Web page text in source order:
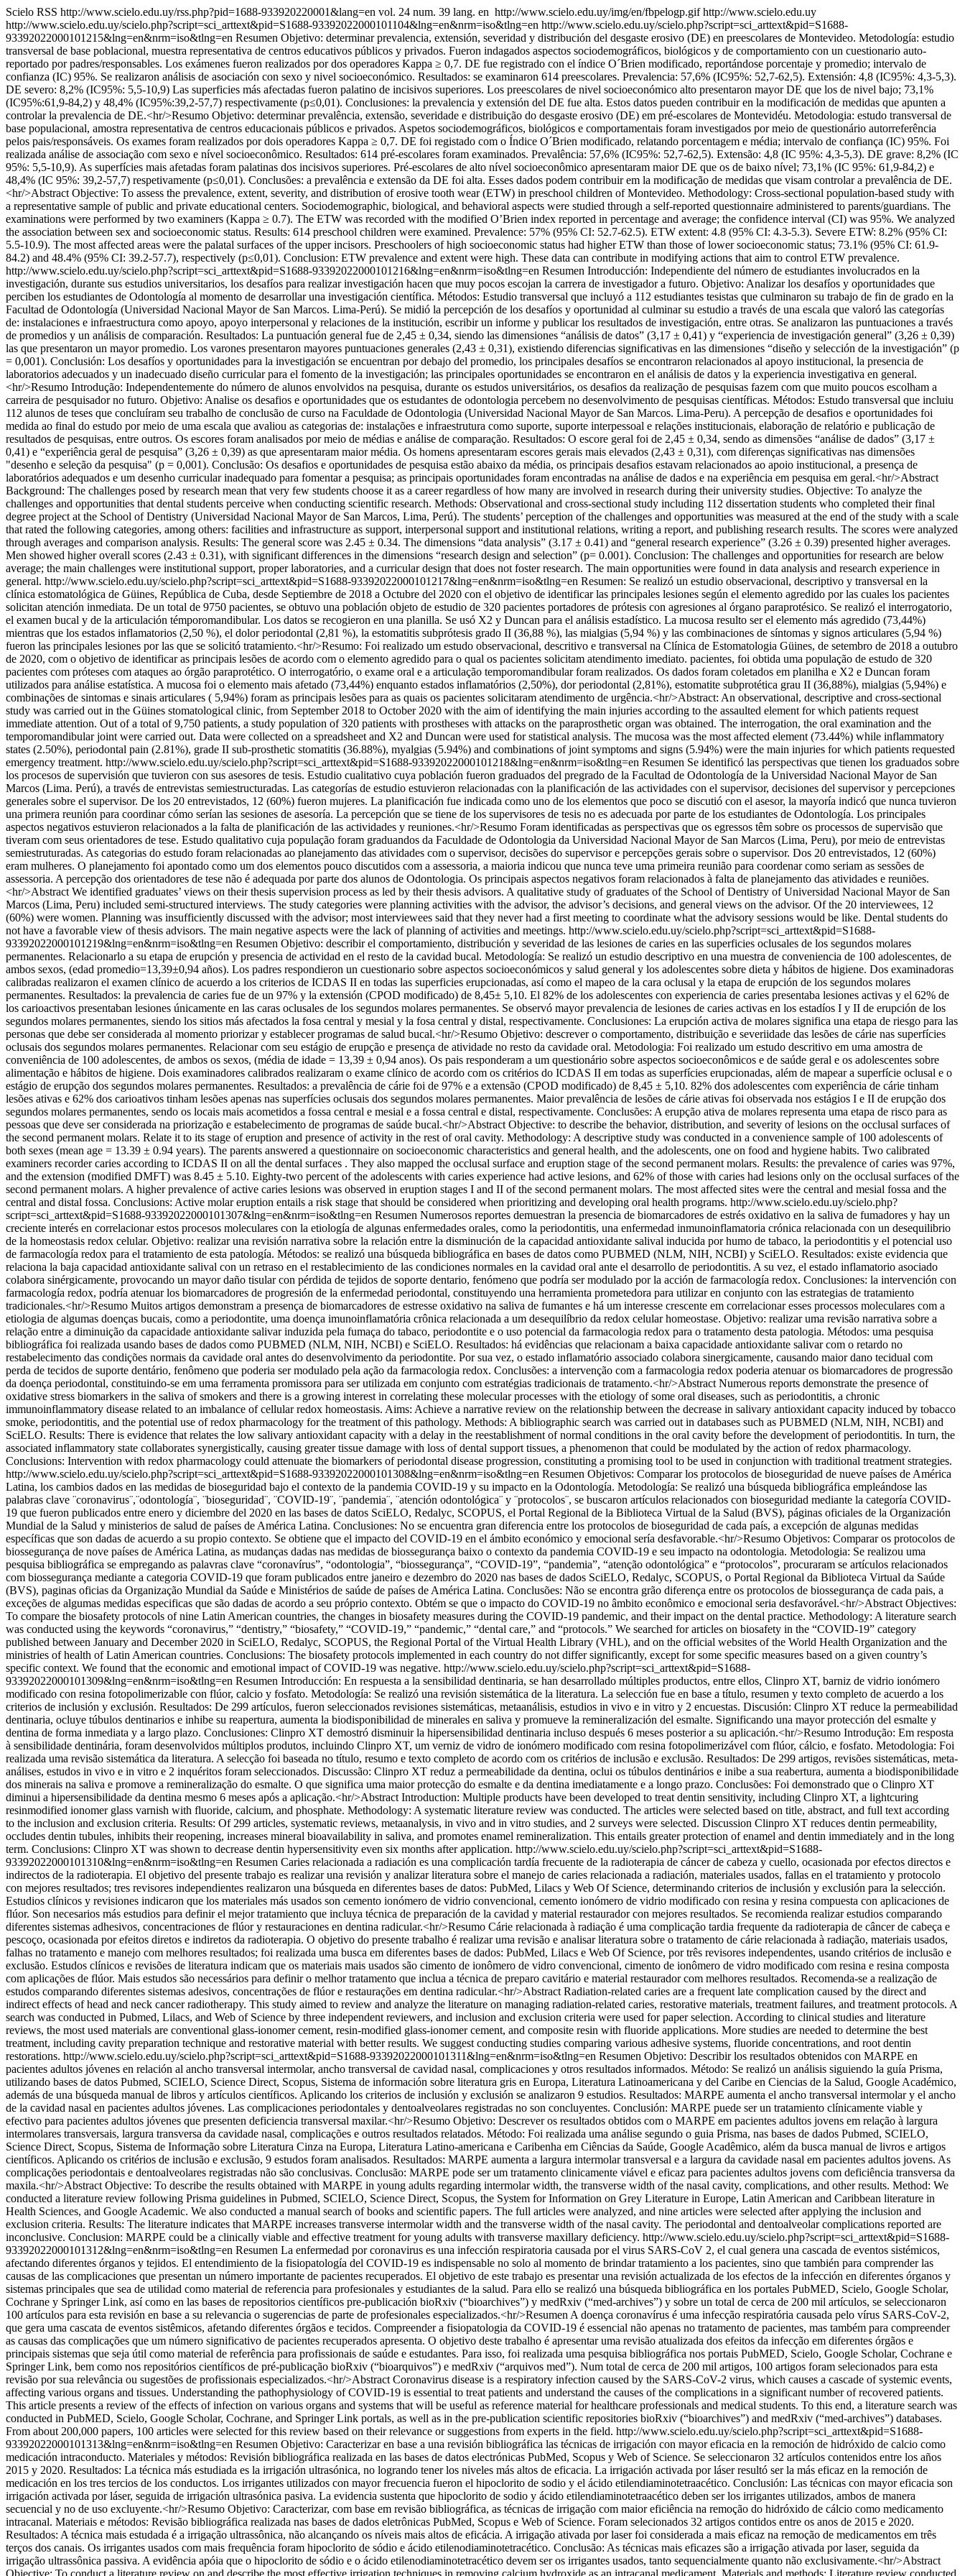
Scielo RSS http://www.scielo.edu.uy/rss.php?pid=1688-933920220001&lang=en vol. 24 num. 39 lang. en http://www.scielo.edu.uy/img/en/fbpelogp.gif http://www.scielo.edu.uy
http://www.scielo.edu.uy/scielo.php?script=sci_arttext&pid=S1688-93392022000101104&lng=en&nrm=iso&tlng=en http://www.scielo.edu.uy/scielo.php?script=sci_arttext&pid=S1688-
93392022000101215&lng=en&nrm=iso&tlng=en Resumen Objetivo: determinar prevalencia, extensión, severidad y distribución del desgaste erosivo (DE) en preescolares de Montevideo. Metodología: estudio
transversal de base poblacional, muestra representativa de centros educativos públicos y privados. Fueron indagados aspectos sociodemográficos, biológicos y de comportamiento con un cuestionario auto-
reportado por padres/responsables. Los exámenes fueron realizados por dos operadores Kappa ≥ 0,7. DE fue registrado con el índice O´Brien modificado, reportándose porcentaje y promedio; intervalo de
confianza (IC) 95%. Se realizaron análisis de asociación con sexo y nivel socioeconómico. Resultados: se examinaron 614 preescolares. Prevalencia: 57,6% (IC95%: 52,7-62,5). Extensión: 4,8 (IC95%: 4,3-5,3).
DE severo: 8,2% (IC95%: 5,5-10,9) Las superficies más afectadas fueron palatino de incisivos superiores. Los preescolares de nivel socioeconómico alto presentaron mayor DE que los de nivel bajo; 73,1%
(IC95%:61,9-84,2) y 48,4% (IC95%:39,2-57,7) respectivamente (p≤0,01). Conclusiones: la prevalencia y extensión del DE fue alta. Estos datos pueden contribuir en la modificación de medidas que apunten a
controlar la prevalencia de DE.<hr/>Resumo Objetivo: determinar prevalência, extensão, severidade e distribuição do desgaste erosivo (DE) em pré-escolares de Montevidéu. Metodologia: estudo transversal de
base populacional, amostra representativa de centros educacionais públicos e privados. Aspetos sociodemográficos, biológicos e comportamentais foram investigados por meio de questionário autorreferência
pelos pais/responsáveis. Os exames foram realizados por dois operadores Kappa ≥ 0,7. DE foi registado com o Índice O´Brien modificado, relatando porcentagem e média; intervalo de confiança (IC) 95%. Foi
realizada análise de associação com sexo e nível socioeconômico. Resultados: 614 pré-escolares foram examinados. Prevalência: 57,6% (IC95%: 52,7-62,5). Extensão: 4,8 (IC 95%: 4,3-5,3). DE grave: 8,2% (IC
95%: 5,5-10,9). As superfícies mais afetadas foram palatinas dos incisivos superiores. Pré-escolares de alto nível socioeconômico apresentaram maior DE que os de baixo nível; 73,1% (IC 95%: 61,9-84,2) e
48,4% (IC 95%: 39,2-57,7) respetivamente (p≤0,01). Conclusões: a prevalência e extensão da DE foi alta. Esses dados podem contribuir em la modificação de medidas que visam controlar a prevalência de DE.
<hr/>Abstract Objective: To assess the prevalence, extent, severity, and distribution of erosive tooth wear (ETW) in preschool children of Montevideo. Methodology: Cross-sectional population-based study with
a representative sample of public and private educational centers. Sociodemographic, biological, and behavioral aspects were studied through a self-reported questionnaire administered to parents/guardians. The
examinations were performed by two examiners (Kappa ≥ 0.7). The ETW was recorded with the modified O’Brien index reported in percentage and average; the confidence interval (CI) was 95%. We analyzed
the association between sex and socioeconomic status. Results: 614 preschool children were examined. Prevalence: 57% (95% CI: 52.7-62.5). ETW extent: 4.8 (95% CI: 4.3-5.3). Severe ETW: 8.2% (95% CI:
5.5-10.9). The most affected areas were the palatal surfaces of the upper incisors. Preschoolers of high socioeconomic status had higher ETW than those of lower socioeconomic status; 73.1% (95% CI: 61.9-
84.2) and 48.4% (95% CI: 39.2-57.7), respectively (p≤0,01). Conclusion: ETW prevalence and extent were high. These data can contribute in modifying actions that aim to control ETW prevalence.
http://www.scielo.edu.uy/scielo.php?script=sci_arttext&pid=S1688-93392022000101216&lng=en&nrm=iso&tlng=en Resumen Introducción: Independiente del número de estudiantes involucrados en la
investigación, durante sus estudios universitarios, los desafíos para realizar investigación hacen que muy pocos escojan la carrera de investigador a futuro. Objetivo: Analizar los desafíos y oportunidades que
perciben los estudiantes de Odontología al momento de desarrollar una investigación científica. Métodos: Estudio transversal que incluyó a 112 estudiantes tesistas que culminaron su trabajo de fin de grado en la
Facultad de Odontología (Universidad Nacional Mayor de San Marcos. Lima-Perú). Se midió la percepción de los desafíos y oportunidad al culminar su estudio a través de una escala que valoró las categorías
de: instalaciones e infraestructura como apoyo, apoyo interpersonal y relaciones de la institución, escribir un informe y publicar los resultados de investigación, entre otras. Se analizaron las puntuaciones a través
de promedios y un análisis de comparación. Resultados: La puntuación general fue de 2,45 ± 0,34, siendo las dimensiones “análisis de datos” (3,17 ± 0,41) y “experiencia de investigación general” (3,26 ± 0,39)
las que presentaron un mayor promedio. Los varones presentaron mayores puntuaciones generales (2,43 ± 0,31), existiendo diferencias significativas en las dimensiones “diseño y selección de la investigación” (p
= 0,001). Conclusión: Los desafíos y oportunidades para la investigación se encuentran por debajo del promedio, los principales desafíos se encontraron relacionados al apoyo institucional, la presencia de
laboratorios adecuados y un inadecuado diseño curricular para el fomento de la investigación; las principales oportunidades se encontraron en el análisis de datos y la experiencia investigativa en general.
<hr/>Resumo Introdução: Independentemente do número de alunos envolvidos na pesquisa, durante os estudos universitários, os desafios da realização de pesquisas fazem com que muito poucos escolham a
carreira de pesquisador no futuro. Objetivo: Analise os desafios e oportunidades que os estudantes de odontologia percebem no desenvolvimento de pesquisas científicas. Métodos: Estudo transversal que incluiu
112 alunos de teses que concluíram seu trabalho de conclusão de curso na Faculdade de Odontologia (Universidad Nacional Mayor de San Marcos. Lima-Peru). A percepção de desafios e oportunidades foi
medida ao final do estudo por meio de uma escala que avaliou as categorias de: instalações e infraestrutura como suporte, suporte interpessoal e relações institucionais, elaboração de relatório e publicação de
resultados de pesquisas, entre outros. Os escores foram analisados ​​por meio de médias e análise de comparação. Resultados: O escore geral foi de 2,45 ± 0,34, sendo as dimensões “análise de dados” (3,17 ±
0,41) e “experiência geral de pesquisa” (3,26 ± 0,39) as que apresentaram maior média. Os homens apresentaram escores gerais mais elevados (2,43 ± 0,31), com diferenças significativas nas dimensões
"desenho e seleção da pesquisa" (p = 0,001). Conclusão: Os desafios e oportunidades de pesquisa estão abaixo da média, os principais desafios estavam relacionados ao apoio institucional, a presença de
laboratórios adequados e um desenho curricular inadequado para fomentar a pesquisa; as principais oportunidades foram encontradas na análise de dados e na experiência em pesquisa em geral.<hr/>Abstract
Background: The challenges posed by research mean that very few students choose it as a career regardless of how many are involved in research during their university studies. Objective: To analyze the
challenges and opportunities that dental students perceive when conducting scientific research. Methods: Observational and cross-sectional study including 112 dissertation students who completed their final
degree project at the School of Dentistry (Universidad Nacional Mayor de San Marcos, Lima, Perú). The students’ perception of the challenges and opportunities was measured at the end of the study with a scale
that rated the following categories, among others: facilities and infrastructure as support, interpersonal support and institutional relations, writing a report, and publishing research results. The scores were analyzed
through averages and comparison analysis. Results: The general score was 2.45 ± 0.34. The dimensions “data analysis” (3.17 ± 0.41) and “general research experience” (3.26 ± 0.39) presented higher averages.
Men showed higher overall scores (2.43 ± 0.31), with significant differences in the dimensions “research design and selection” (p= 0.001). Conclusion: The challenges and opportunities for research are below
average; the main challenges were institutional support, proper laboratories, and a curricular design that does not foster research. The main opportunities were found in data analysis and research experience in
general. http://www.scielo.edu.uy/scielo.php?script=sci_arttext&pid=S1688-93392022000101217&lng=en&nrm=iso&tlng=en Resumen: Se realizó un estudio observacional, descriptivo y transversal en la
clínica estomatológica de Güines, República de Cuba, desde Septiembre de 2018 a Octubre del 2020 con el objetivo de identificar las principales lesiones según el elemento agredido por las cuales los pacientes
solicitan atención inmediata. De un total de 9750 pacientes, se obtuvo una población objeto de estudio de 320 pacientes portadores de prótesis con agresiones al órgano paraprotésico. Se realizó el interrogatorio,
el examen bucal y de la articulación témporomandibular. Los datos se recogieron en una planilla. Se usó X2 y Duncan para el análisis estadístico. La mucosa resulto ser el elemento más agredido (73,44%)
mientras que los estados inflamatorios (2,50 %), el dolor periodontal (2,81 %), la estomatitis subprótesis grado II (36,88 %), las mialgias (5,94 %) y las combinaciones de síntomas y signos articulares (5,94 %)
fueron las principales lesiones por las que se solicitó tratamiento.<hr/>Resumo: Foi realizado um estudo observacional, descritivo e transversal na Clínica de Estomatologia Güines, de setembro de 2018 a outubro
de 2020, com o objetivo de identificar as principais lesões de acordo com o elemento agredido para o qual os pacientes solicitam atendimento imediato. pacientes, foi obtida uma população de estudo de 320
pacientes com próteses com ataques ao órgão paraprotético. O interrogatório, o exame oral e a articulação temporomandibular foram realizados. Os dados foram coletados em planilha e X2 e Duncan foram
utilizados para análise estatística. A mucosa foi o elemento mais afetado (73,44%) enquanto estados inflamatórios (2,50%), dor periodontal (2,81%), estomatite subprotética grau II (36,88%), mialgias (5,94%) e
combinações de sintomas e sinais articulares ( 5,94%) foram as principais lesões para as quais os pacientes solicitaram atendimento de urgência.<hr/>Abstract: An observational, descriptive and cross-sectional
study was carried out in the Güines stomatological clinic, from September 2018 to October 2020 with the aim of identifying the main injuries according to the assaulted element for which patients request
immediate attention. Out of a total of 9,750 patients, a study population of 320 patients with prostheses with attacks on the paraprosthetic organ was obtained. The interrogation, the oral examination and the
temporomandibular joint were carried out. Data were collected on a spreadsheet and X2 and Duncan were used for statistical analysis. The mucosa was the most affected element (73.44%) while inflammatory
states (2.50%), periodontal pain (2.81%), grade II sub-prosthetic stomatitis (36.88%), myalgias (5.94%) and combinations of joint symptoms and signs (5.94%) were the main injuries for which patients requested
emergency treatment. http://www.scielo.edu.uy/scielo.php?script=sci_arttext&pid=S1688-93392022000101218&lng=en&nrm=iso&tlng=en Resumen Se identificó las perspectivas que tienen los graduados sobre
los procesos de supervisión que tuvieron con sus asesores de tesis. Estudio cualitativo cuya población fueron graduados del pregrado de la Facultad de Odontología de la Universidad Nacional Mayor de San
Marcos (Lima. Perú), a través de entrevistas semiestructuradas. Las categorías de estudio estuvieron relacionadas con la planificación de las actividades con el supervisor, decisiones del supervisor y percepciones
generales sobre el supervisor. De los 20 entrevistados, 12 (60%) fueron mujeres. La planificación fue indicada como uno de los elementos que poco se discutió con el asesor, la mayoría indicó que nunca tuvieron
una primera reunión para coordinar cómo serían las sesiones de asesoría. La percepción que se tiene de los supervisores de tesis no es adecuada por parte de los estudiantes de Odontología. Los principales
aspectos negativos estuvieron relacionados a la falta de planificación de las actividades y reuniones.<hr/>Resumo Foram identificadas as perspectivas que os egressos têm sobre os processos de supervisão que
tiveram com seus orientadores de tese. Estudo qualitativo cuja população foram graduandos da Faculdade de Odontologia da Universidad Nacional Mayor de San Marcos (Lima, Peru), por meio de entrevistas
semiestruturadas. As categorias do estudo foram relacionadas ao planejamento das atividades com o supervisor, decisões do supervisor e percepções gerais sobre o supervisor. Dos 20 entrevistados, 12 (60%)
eram mulheres. O planejamento foi apontado como um dos elementos pouco discutidos com a assessoria, a maioria indicou que nunca teve uma primeira reunião para coordenar como seriam as sessões de
assessoria. A percepção dos orientadores de tese não é adequada por parte dos alunos de Odontologia. Os principais aspectos negativos foram relacionados à falta de planejamento das atividades e reuniões.
<hr/>Abstract We identified graduates’ views on their thesis supervision process as led by their thesis advisors. A qualitative study of graduates of the School of Dentistry of Universidad Nacional Mayor de San
Marcos (Lima, Peru) included semi-structured interviews. The study categories were planning activities with the advisor, the advisor’s decisions, and general views on the advisor. Of the 20 interviewees, 12
(60%) were women. Planning was insufficiently discussed with the advisor; most interviewees said that they never had a first meeting to coordinate what the advisory sessions would be like. Dental students do
not have a favorable view of thesis advisors. The main negative aspects were the lack of planning of activities and meetings. http://www.scielo.edu.uy/scielo.php?script=sci_arttext&pid=S1688-
93392022000101219&lng=en&nrm=iso&tlng=en Resumen Objetivo: describir el comportamiento, distribución y severidad de las lesiones de caries en las superficies oclusales de los segundos molares
permanentes. Relacionarlo a su etapa de erupción y presencia de actividad en el resto de la cavidad bucal. Metodología: Se realizó un estudio descriptivo en una muestra de conveniencia de 100 adolescentes, de
ambos sexos, (edad promedio=13,39±0,94 años). Los padres respondieron un cuestionario sobre aspectos socioeconómicos y salud general y los adolescentes sobre dieta y hábitos de higiene. Dos examinadoras
calibradas realizaron el examen clínico de acuerdo a los criterios de ICDAS II en todas las superficies erupcionadas, así como el mapeo de la cara oclusal y la etapa de erupción de los segundos molares
permanentes. Resultados: la prevalencia de caries fue de un 97% y la extensión (CPOD modificado) de 8,45± 5,10. El 82% de los adolescentes con experiencia de caries presentaba lesiones activas y el 62% de
los carioactivos presentaban lesiones únicamente en las caras oclusales de los segundos molares permanentes. Se observó mayor prevalencia de lesiones de caries activas en los estadíos I y II de erupción de los
segundos molares permanentes, siendo los sitios más afectados la fosa central y mesial y la fosa central y distal, respectivamente. Conclusiones: La erupción activa de molares significa una etapa de riesgo para las
personas que debe ser considerada al momento priorizar y establecer programas de salud bucal.<hr/>Resumo Objetivo: descrever o comportamento, distribuição e severiidade das lesões de cárie nas superfícies
oclusais dos segundos molares permanentes. Relacionar com seu estágio de erupção e presença de atividade no resto da cavidade oral. Metodologia: Foi realizado um estudo descritivo em uma amostra de
conveniência de 100 adolescentes, de ambos os sexos, (média de idade = 13,39 ± 0,94 anos). Os pais responderam a um questionário sobre aspectos socioeconômicos e de saúde geral e os adolescentes sobre
alimentação e hábitos de higiene. Dois examinadores calibrados realizaram o exame clínico de acordo com os critérios do ICDAS II em todas as superfícies erupcionadas, além de mapear a superfície oclusal e o
estágio de erupção dos segundos molares permanentes. Resultados: a prevalência de cárie foi de 97% e a extensão (CPOD modificado) de 8,45 ± 5,10. 82% dos adolescentes com experiência de cárie tinham
lesões ativas e 62% dos carioativos tinham lesões apenas nas superfícies oclusais dos segundos molares permanentes. Maior prevalência de lesões de cárie ativas foi observada nos estágios I e II de erupção dos
segundos molares permanentes, sendo os locais mais acometidos a fossa central e mesial e a fossa central e distal, respectivamente. Conclusões: A erupção ativa de molares representa uma etapa de risco para as
pessoas que deve ser considerada na priorização e estabelecimento de programas de saúde bucal.<hr/>Abstract Objective: to describe the behavior, distribution, and severity of lesions on the occlusal surfaces of
the second permanent molars. Relate it to its stage of eruption and presence of activity in the rest of oral cavity. Methodology: A descriptive study was conducted in a convenience sample of 100 adolescents of
both sexes (mean age = 13.39 ± 0.94 years). The parents answered a questionnaire on socioeconomic characteristics and general health, and the adolescents, one on food and hygiene habits. Two calibrated
examiners recorder caries according to ICDAS II on all the dental surfaces . They also mapped the occlusal surface and eruption stage of the second permanent molars. Results: the prevalence of caries was 97%,
and the extension (modified DMFT) was 8.45 ± 5.10. Eighty-two percent of the adolescents with caries experience had active lesions, and 62% of those with caries had lesions only on the occlusal surfaces of the
second permanent molars. A higher prevalence of active caries lesions was observed in eruption stages I and II of the second permanent molars. The most affected sites were the central and mesial fossa and the
central and distal fossa. Conclusions: Active molar eruption entails a risk stage that should be considered when prioritizing and developing oral health programs. http://www.scielo.edu.uy/scielo.php?
script=sci_arttext&pid=S1688-93392022000101307&lng=en&nrm=iso&tlng=en Resumen Numerosos reportes demuestran la presencia de biomarcadores de estrés oxidativo en la saliva de fumadores y hay un
creciente interés en correlacionar estos procesos moleculares con la etiología de algunas enfermedades orales, como la periodontitis, una enfermedad inmunoinflamatoria crónica relacionada con un desequilibrio
de la homeostasis redox celular. Objetivo: realizar una revisión narrativa sobre la relación entre la disminución de la capacidad antioxidante salival inducida por humo de tabaco, la periodontitis y el potencial uso
de farmacología redox para el tratamiento de esta patología. Métodos: se realizó una búsqueda bibliográfica en bases de datos como PUBMED (NLM, NIH, NCBI) y SciELO. Resultados: existe evidencia que
relaciona la baja capacidad antioxidante salival con un retraso en el restablecimiento de las condiciones normales en la cavidad oral ante el desarrollo de periodontitis. A su vez, el estado inflamatorio asociado
colabora sinérgicamente, provocando un mayor daño tisular con pérdida de tejidos de soporte dentario, fenómeno que podría ser modulado por la acción de farmacología redox. Conclusiones: la intervención con
farmacología redox, podría atenuar los biomarcadores de progresión de la enfermedad periodontal, constituyendo una herramienta prometedora para utilizar en conjunto con las estrategias de tratamiento
tradicionales.<hr/>Resumo Muitos artigos demonstram a presença de biomarcadores de estresse oxidativo na saliva de fumantes e há um interesse crescente em correlacionar esses processos moleculares com a
etiologia de algumas doenças bucais, como a periodontite, uma doença imunoinflamatória crônica relacionada a um desequilíbrio da redox celular homeostase. Objetivo: realizar uma revisão narrativa sobre a
relação entre a diminuição da capacidade antioxidante salivar induzida pela fumaça do tabaco, periodontite e o uso potencial da farmacologia redox para o tratamento desta patologia. Métodos: uma pesquisa
bibliográfica foi realizada usando bases de dados como PUBMED (NLM, NIH, NCBI) e SciELO. Resultados: há evidências que relacionam a baixa capacidade antioxidante salivar com o retardo no
restabelecimento das condições normais da cavidade oral antes do desenvolvimento da periodontite. Por sua vez, o estado inflamatório associado colabora sinergicamente, causando maior dano tecidual com
perda de tecidos de suporte dentário, fenômeno que poderia ser modulado pela ação da farmacologia redox. Conclusões: a intervenção com a farmacologia redox poderia atenuar os biomarcadores de progressão
da doença periodontal, constituindo-se em uma ferramenta promissora para ser utilizada em conjunto com estratégias tradicionais de tratamento.<hr/>Abstract Numerous reports demonstrate the presence of
oxidative stress biomarkers in the saliva of smokers and there is a growing interest in correlating these molecular processes with the etiology of some oral diseases, such as periodontitis, a chronic
immunoinflammatory disease related to an imbalance of cellular redox homeostasis. Aims: Achieve a narrative review on the relationship between the decrease in salivary antioxidant capacity induced by tobacco
smoke, periodontitis, and the potential use of redox pharmacology for the treatment of this pathology. Methods: A bibliographic search was carried out in databases such as PUBMED (NLM, NIH, NCBI) and
SciELO. Results: There is evidence that relates the low salivary antioxidant capacity with a delay in the reestablishment of normal conditions in the oral cavity before the development of periodontitis. In turn, the
associated inflammatory state collaborates synergistically, causing greater tissue damage with loss of dental support tissues, a phenomenon that could be modulated by the action of redox pharmacology.
Conclusions: Intervention with redox pharmacology could attenuate the biomarkers of periodontal disease progression, constituting a promising tool to be used in conjunction with traditional treatment strategies.
http://www.scielo.edu.uy/scielo.php?script=sci_arttext&pid=S1688-93392022000101308&lng=en&nrm=iso&tlng=en Resumen Objetivos: Comparar los protocolos de bioseguridad de nueve países de América
Latina, los cambios dados en las medidas de bioseguridad bajo el contexto de la pandemia COVID-19 y su impacto en la Odontología. Metodología: Se realizó una búsqueda bibliográfica empleándose las
palabras clave ¨coronavirus¨,¨odontología¨, ¨bioseguridad¨, ¨COVID-19¨, ¨pandemia¨, ¨atención odontológica¨ y ¨protocolos¨, se buscaron artículos relacionados con bioseguridad mediante la categoría COVID-
19 que fueron publicados entre enero y diciembre del 2020 en las bases de datos SciELO, Redalyc, SCOPUS, el Portal Regional de la Biblioteca Virtual de la Salud (BVS), páginas oficiales de la Organización
Mundial de la Salud y ministerios de salud de países de América Latina. Conclusiones: No se encuentra gran diferencia entre los protocolos de bioseguridad de cada país, a excepción de algunas medidas
específicas que son dadas de acuerdo a su propio contexto. Se obtiene que el impacto del COVID-19 en el ámbito económico y emocional sería desfavorable.<hr/>Resumo Objetivos: Comparar os protocolos de
biossegurança de nove países de América Latina, as mudanças dadas nas medidas de biossegurança baixo o contexto da pandemia COVID-19 e seu impacto na odontologia. Metodologia: Se realizou uma
pesquisa bibliográfica se empregando as palavras clave “coronavírus”, “odontologia”, “biossegurança”, “COVID-19”, “pandemia”, “atenção odontológica” e “protocolos”, procuraram se artículos relacionados
com biossegurança mediante a categoria COVID-19 que foram publicados entre janeiro e dezembro do 2020 nas bases de dados SciELO, Redalyc, SCOPUS, o Portal Regional da Biblioteca Virtual da Saúde
(BVS), paginas oficias da Organização Mundial da Saúde e Ministérios de saúde de países de América Latina. Conclusões: Não se encontra grão diferença entre os protocolos de biossegurança de cada pais, a
exceções de algumas medidas especificas que são dadas de acordo a seu próprio contexto. Obtém se que o impacto do COVID-19 no âmbito econômico e emocional seria desfavorável.<hr/>Abstract Objectives:
To compare the biosafety protocols of nine Latin American countries, the changes in biosafety measures during the COVID-19 pandemic, and their impact on the dental practice. Methodology: A literature search
was conducted using the keywords “coronavirus,” “dentistry,” “biosafety,” “COVID-19,” “pandemic,” “dental care,” and “protocols.” We searched for articles on biosafety in the “COVID-19” category
published between January and December 2020 in SciELO, Redalyc, SCOPUS, the Regional Portal of the Virtual Health Library (VHL), and on the official websites of the World Health Organization and the
ministries of health of Latin American countries. Conclusions: The biosafety protocols implemented in each country do not differ significantly, except for some specific measures based on a given country’s
specific context. We found that the economic and emotional impact of COVID-19 was negative. http://www.scielo.edu.uy/scielo.php?script=sci_arttext&pid=S1688-
93392022000101309&lng=en&nrm=iso&tlng=en Resumen Introducción: En respuesta a la sensibilidad dentinaria, se han desarrollado múltiples productos, entre ellos, Clinpro XT, barniz de vidrio ionómero
modificado con resina fotopolimerizable con flúor, calcio y fosfato. Metodología: Se realizó una revisión sistemática de la literatura. La selección fue en base a título, resumen y texto completo de acuerdo a los
criterios de inclusión y exclusión. Resultados: De 299 artículos, fueron seleccionados revisiones sistemáticas, metaanálisis, estudios in vivo e in vitro y 2 encuestas. Discusión: Clinpro XT reduce la permeabilidad
dentinaria, ocluye túbulos dentinarios e inhibe su reapertura, aumenta la biodisponibilidad de minerales en saliva y promueve la remineralización del esmalte. Significando una mayor protección del esmalte y
dentina de forma inmediata y a largo plazo. Conclusiones: Clinpro XT demostró disminuir la hipersensibilidad dentinaria incluso después 6 meses posterior a su aplicación.<hr/>Resumo Introdução: Em resposta
à sensibilidade dentinária, foram desenvolvidos múltiplos produtos, incluindo Clinpro XT, um verniz de vidro de ionómero modificado com resina fotopolimerizável com flúor, cálcio, e fosfato. Metodologia: Foi
realizada uma revisão sistemática da literatura. A selecção foi baseada no título, resumo e texto completo de acordo com os critérios de inclusão e exclusão. Resultados: De 299 artigos, revisões sistemáticas, meta-
análises, estudos in vivo e in vitro e 2 inquéritos foram seleccionados. Discussão: Clinpro XT reduz a permeabilidade da dentina, oclui os túbulos dentinários e inibe a sua reabertura, aumenta a biodisponibilidade
dos minerais na saliva e promove a remineralização do esmalte. O que significa uma maior protecção do esmalte e da dentina imediatamente e a longo prazo. Conclusões: Foi demonstrado que o Clinpro XT
diminui a hipersensibilidade da dentina mesmo 6 meses após a aplicação.<hr/>Abstract Introduction: Multiple products have been developed to treat dentin sensitivity, including Clinpro XT, a lightcuring
resinmodified ionomer glass varnish with fluoride, calcium, and phosphate. Methodology: A systematic literature review was conducted. The articles were selected based on title, abstract, and full text according
to the inclusion and exclusion criteria. Results: Of 299 articles, systematic reviews, metaanalysis, in vivo and in vitro studies, and 2 surveys were selected. Discussion Clinpro XT reduces dentin permeability,
occludes dentin tubules, inhibits their reopening, increases mineral bioavailability in saliva, and promotes enamel remineralization. This entails greater protection of enamel and dentin immediately and in the long
term. Conclusions: Clinpro XT was shown to decrease dentin hypersensitivity even six months after application. http://www.scielo.edu.uy/scielo.php?script=sci_arttext&pid=S1688-
93392022000101310&lng=en&nrm=iso&tlng=en Resumen Caries relacionada a radiación es una complicación tardía frecuente de la radioterapia de cáncer de cabeza y cuello, ocasionada por efectos directos e
indirectos de la radioterapia. El objetivo del presente trabajo es realizar una revisión y analizar literatura sobre el manejo de caries relacionada a radiación, materiales usados, fallas en el tratamiento y protocolo
con mejores resultados; tres revisores independientes realizaron una búsqueda en diferentes bases de datos: PubMed, Lilacs y Web Of Science, determinando criterios de inclusión y exclusión para la selección.
Estudios clínicos y revisiones indicaron que los materiales más usados son cemento ionómero de vidrio convencional, cemento ionómero de vidrio modificado con resina y resina compuesta con aplicaciones de
flúor. Son necesarios más estudios para definir el mejor tratamiento que incluya técnica de preparación de la cavidad y material restaurador con mejores resultados. Se recomienda realizar estudios comparando
diferentes sistemas adhesivos, concentraciones de flúor y restauraciones en dentina radicular.<hr/>Resumo Cárie relacionada à radiação é uma complicação tardia frequente da radioterapia de câncer de cabeça e
pescoço, ocasionada por efeitos diretos e indiretos da radioterapia. O objetivo do presente trabalho é realizar uma revisão e analisar literatura sobre o tratamento de cárie relacionada à radiação, materiais usados,
falhas no tratamento e manejo com melhores resultados; foi realizada uma busca em diferentes bases de dados: PubMed, Lilacs e Web Of Science, por três revisores independentes, usando critérios de inclusão e
exclusão. Estudos clínicos e revisões de literatura indicam que os materiais mais usados são cimento de ionômero de vidro convencional, cimento de ionômero de vidro modificado com resina e resina composta
com aplicações de flúor. Mais estudos são necessários para definir o melhor tratamento que inclua a técnica de preparo cavitário e material restaurador com melhores resultados. Recomenda-se a realização de
estudos comparando diferentes sistemas adesivos, concentrações de flúor e restaurações em dentina radicular.<hr/>Abstract Radiation-related caries are a frequent late complication caused by the direct and
indirect effects of head and neck cancer radiotherapy. This study aimed to review and analyze the literature on managing radiation-related caries, restorative materials, treatment failures, and treatment protocols. A
search was conducted in Pubmed, Lilacs, and Web of Science by three independent reviewers, and inclusion and exclusion criteria were used for paper selection. According to clinical studies and literature
reviews, the most used materials are conventional glass-ionomer cement, resin-modified glass-ionomer cement, and composite resin with fluoride applications. More studies are needed to determine the best
treatment, including cavity preparation technique and restorative material with better results. We suggest conducting studies comparing various adhesive systems, fluoride concentrations, and root dentin
restorations. http://www.scielo.edu.uy/scielo.php?script=sci_arttext&pid=S1688-93392022000101311&lng=en&nrm=iso&tlng=en Resumen Objetivo: Describir los resultados obtenidos con MARPE en
pacientes adultos jóvenes en relación al ancho transversal intermolar, ancho transversal de cavidad nasal, complicaciones y otros resultados informados. Método: Se realizó un análisis siguiendo la guía Prisma,
utilizando bases de datos Pubmed, SCIELO, Science Direct, Scopus, Sistema de información sobre literatura gris en Europa, Literatura Latinoamericana y del Caribe en Ciencias de la Salud, Google Académico,
además de una búsqueda manual de libros y artículos científicos. Aplicando los criterios de inclusión y exclusión se analizaron 9 estudios. Resultados: MARPE aumenta el ancho transversal intermolar y el ancho
de la cavidad nasal en pacientes adultos jóvenes. Las complicaciones periodontales y dentoalveolares registradas no son concluyentes. Conclusión: MARPE puede ser un tratamiento clínicamente viable y
efectivo para pacientes adultos jóvenes que presenten deficiencia transversal maxilar.<hr/>Resumo Objetivo: Descrever os resultados obtidos com o MARPE em pacientes adultos jovens em relação à largura
intermolares transversais, largura transversa da cavidade nasal, complicações e outros resultados relatados. Método: Foi realizada uma análise segundo o guia Prisma, nas bases de dados Pubmed, SCIELO,
Science Direct, Scopus, Sistema de Informação sobre Literatura Cinza na Europa, Literatura Latino-americana e Caribenha em Ciências da Saúde, Google Acadêmico, além da busca manual de livros e artigos
científicos. Aplicando os critérios de inclusão e exclusão, 9 estudos foram analisados. Resultados: MARPE aumenta a largura intermolar transversal e a largura da cavidade nasal em pacientes adultos jovens. As
complicações periodontais e dentoalveolares registradas não são conclusivas. Conclusão: MARPE pode ser um tratamento clinicamente viável e eficaz para pacientes adultos jovens com deficiência transversa da
maxila.<hr/>Abstract Objective: To describe the results obtained with MARPE in young adults regarding intermolar width, the transverse width of the nasal cavity, complications, and other results. Method: We
conducted a literature review following Prisma guidelines in Pubmed, SCIELO, Science Direct, Scopus, the System for Information on Grey Literature in Europe, Latin American and Caribbean literature in
Health Sciences, and Google Academic. We also conducted a manual search of books and scientific papers. The full articles were analyzed, and nine articles were selected after applying the inclusion and
exclusion criteria. Results: The literature indicates that MARPE increases transverse intermolar width and the transverse width of the nasal cavity. The periodontal and dentoalveolar complications reported are
inconclusive. Conclusion: MARPE could be a clinically viable and effective treatment for young adults with transverse maxillary deficiency. http://www.scielo.edu.uy/scielo.php?script=sci_arttext&pid=S1688-
93392022000101312&lng=en&nrm=iso&tlng=en Resumen La enfermedad por coronavirus es una infección respiratoria causada por el virus SARS-CoV 2, el cual genera una cascada de eventos sistémicos,
afectando diferentes órganos y tejidos. El entendimiento de la fisiopatología del COVID-19 es indispensable no solo al momento de brindar tratamiento a los pacientes, sino que también para comprender las
causas de las complicaciones que presentan un número importante de pacientes recuperados. El objetivo de este trabajo es presentar una revisión actualizada de los efectos de la infección en diferentes órganos y
sistemas principales que sea de utilidad como material de referencia para profesionales y estudiantes de la salud. Para ello se realizó una búsqueda bibliográfica en los portales PubMED, Scielo, Google Scholar,
Cochrane y Springer Link, así como en las bases de repositorios científicos pre-publicación bioRxiv (“bioarchives”) y medRxiv (“med-archives”) y sobre un total de cerca de 200 mil artículos, se seleccionaron
100 artículos para esta revisión en base a su relevancia o sugerencias de parte de profesionales especializados.<hr/>Resumen A doença coronavírus é uma infecção respiratória causada pelo vírus SARS-CoV-2,
que gera uma cascata de eventos sistêmicos, afetando diferentes órgãos e tecidos. Compreender a fisiopatologia da COVID-19 é essencial não apenas no tratamento de pacientes, mas também para compreender
as causas das complicações que um número significativo de pacientes recuperados apresenta. O objetivo deste trabalho é apresentar uma revisão atualizada dos efeitos da infecção em diferentes órgãos e
principais sistemas que seja útil como material de referência para profissionais de saúde e estudantes. Para isso, foi realizada uma pesquisa bibliográfica nos portais PubMED, Scielo, Google Scholar, Cochrane e
Springer Link, bem como nos repositórios científicos de pré-publicação bioRxiv (“bioarquivos”) e medRxiv (“arquivos med”). Num total de cerca de 200 mil artigos, 100 artigos foram selecionados para esta
revisão por sua relevância ou sugestões de profissionais especializados.<hr/>Abstract Coronavirus disease is a respiratory infection caused by the SARS-CoV-2 virus, which causes a cascade of systemic events,
affecting various organs and tissues. Understanding the pathophysiology of COVID-19 is essential to treat patients and understand the causes of the complications in a significant number of recovered patients.
This article presents a review of the effects of infection on various organs and systems that will be useful as reference material for healthcare professionals and medical students. To this end, a literature search was
conducted in PubMED, Scielo, Google Scholar, Cochrane, and Springer Link portals, as well as in the pre-publication scientific repositories bioRxiv (“bioarchives”) and medRxiv (“med-archives”) databases.
From about 200,000 papers, 100 articles were selected for this review based on their relevance or suggestions from experts in the field. http://www.scielo.edu.uy/scielo.php?script=sci_arttext&pid=S1688-
93392022000101313&lng=en&nrm=iso&tlng=en Resumen Objetivo: Caracterizar en base a una revisión bibliográfica las técnicas de irrigación con mayor eficacia en la remoción de hidróxido de calcio como
medicación intraconducto. Materiales y métodos: Revisión bibliográfica realizada en las bases de datos electrónicas PubMed, Scopus y Web of Science. Se seleccionaron 32 artículos contenidos entre los años
2015 y 2020. Resultados: La técnica más estudiada es la irrigación ultrasónica, no logrando tener los niveles más altos de eficacia. La irrigación activada por láser resultó ser la más eficaz en la remoción de
medicación en los tres tercios de los conductos. Los irrigantes utilizados con mayor frecuencia fueron el hipoclorito de sodio y el ácido etilendiaminotetraacético. Conclusión: Las técnicas con mayor eficacia son
irrigación activada por láser, seguida de irrigación ultrasónica pasiva. La evidencia sustenta que hipoclorito de sodio y ácido etilendiaminotetraacético deben ser los irrigantes utilizados, ambos de manera
secuencial y no de uso excluyente.<hr/>Resumo Objetivo: Caracterizar, com base em revisão bibliográfica, as técnicas de irrigação com maior eficiência na remoção do hidróxido de cálcio como medicamento
intracanal. Materiais e métodos: Revisão bibliográfica realizada nas bases de dados eletrônicas PubMed, Scopus e Web of Science. Foram selecionados 32 artigos contidos entre os anos de 2015 e 2020.
Resultados: A técnica mais estudada é a irrigação ultrassônica, não alcançando os níveis mais altos de eficácia. A irrigação ativada por laser foi considerada a mais eficaz na remoção de medicamentos em três
terços dos canais. Os irrigantes usados ​​com mais frequência foram hipoclorito de sódio e ácido etilenodiaminotetracético. Conclusão: As técnicas mais eficazes são a irrigação ativada por laser, seguida da
irrigação ultrassônica passiva. A evidência apóia que o hipoclorito de sódio e o ácido etilenodiaminotetracético devem ser os irrigantes usados, tanto sequencialmente quanto não exclusivamente.<hr/>Abstract
Objective: To conduct a literature review on and describe the most effective irrigation techniques in removing calcium hydroxide as an intracanal medicament. Materials and methods: Literature review conducted